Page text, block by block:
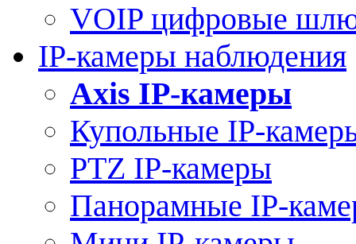
VOIP цифровые
IP-камеры наблюдения
Axis IP-камеры
Купольные IP-
PTZ IP-камеры
Панорамные IP-